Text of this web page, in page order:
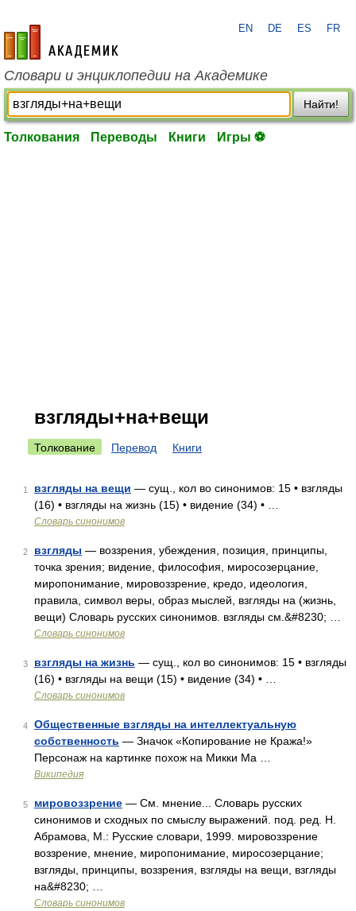
academic.ru
EN DE ES FR
Словари и энциклопедии на Академике
Найти!
Толкования Переводы Книги Игры ⚽
взгляды+на+вещи
Толкование Перевод Книги
1 взгляды на вещи — сущ., кол во синонимов: 15 • взгляды
(16) • взгляды на жизнь (15) • видение (34) • …
Словарь синонимов
2 взгляды — воззрения, убеждения, позиция, принципы,
точка зрения; видение, философия, миросозерцание,
миропонимание, мировоззрение, кредо, идеология,
правила, символ веры, образ мыслей, взгляды на (жизнь,
вещи) Словарь русских синонимов. взгляды см.&#8230; …
Словарь синонимов
3 взгляды на жизнь — сущ., кол во синонимов: 15 • взгляды
(16) • взгляды на вещи (15) • видение (34) • …
Словарь синонимов
4
Общественные взгляды на интеллектуальную
собственность — Значок «Копирование не Кража!»
Персонаж на картинке похож на Микки Ма …
Википедия
5 мировоззрение — См. мнение... Словарь русских
синонимов и сходных по смыслу выражений. под. ред. Н.
Абрамова, М.: Русские словари, 1999. мировоззрение
воззрение, мнение, миропонимание, миросозерцание;
взгляды, принципы, воззрения, взгляды на вещи, взгляды
на&#8230; …
Словарь синонимов